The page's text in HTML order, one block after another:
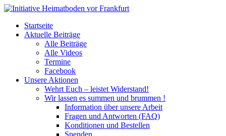
Startseite
Aktuelle Beiträge
Alle Beiträge
Alle Videos
Termine
Facebook
Unsere Aktionen
Wehrt Euch – leistet Widerstand!
Wir lassen es summen und brummen !
Information über unsere Arbeit
Fragen und Antworten (FAQ)
Konditionen und Bestellen
Spenden